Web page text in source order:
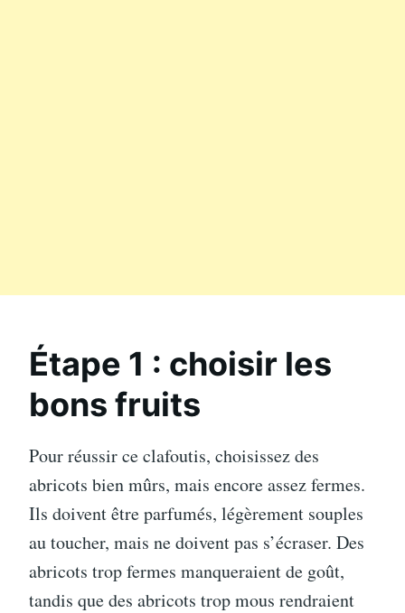
Étape 1 : choisir les
bons fruits
Pour réussir ce clafoutis, choisissez des
abricots bien mûrs, mais encore assez fermes.
Ils doivent être parfumés, légèrement souples
au toucher, mais ne doivent pas s’écraser. Des
abricots trop fermes manqueraient de goût,
tandis que des abricots trop mous rendraient